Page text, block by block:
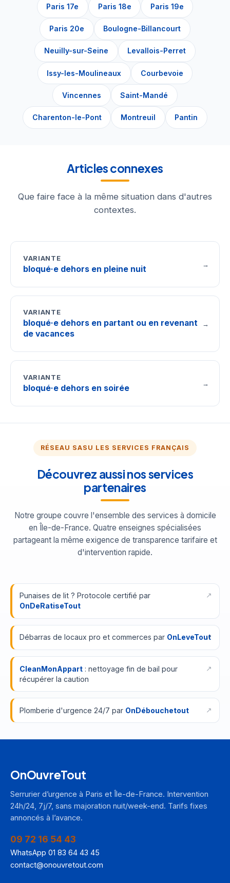
Paris 17e Paris 18e Paris 19e
Paris 20e Boulogne-Billancourt
Neuilly-sur-Seine Levallois-Perret
Issy-les-Moulineaux Courbevoie
Vincennes Saint-Mandé
Charenton-le-Pont Montreuil Pantin
Articles connexes
Que faire face à la même situation dans d'autres
contextes.
VARIANTE
bloqué·e dehors en pleine nuit
→
VARIANTE
bloqué·e dehors en partant ou en revenant
de vacances
→
VARIANTE
bloqué·e dehors en soirée
→
RÉSEAU SASU LES SERVICES FRANÇAIS
Découvrez aussi nos services
partenaires
Notre groupe couvre l'ensemble des services à domicile
en Île-de-France. Quatre enseignes spécialisées
partageant la même exigence de transparence tarifaire et
d'intervention rapide.
Punaises de lit ? Protocole certifié par
OnDeRatiseTout
Débarras de locaux pro et commerces par OnLeveTout
CleanMonAppart: nettoyage fin de bail pour
récupérer la caution
Plomberie d'urgence 24/7 par OnDébouchetout
OnOuvreTout
Serrurier d’urgence à Paris et Île-de-France. Intervention
24h/24, 7j/7, sans majoration nuit/week-end. Tarifs fixes
annoncés à l’avance.
09 72 16 54 43
WhatsApp 01 83 64 43 45
contact@onouvretout.com